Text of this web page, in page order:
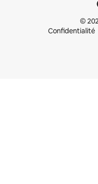
©
Confidentialité